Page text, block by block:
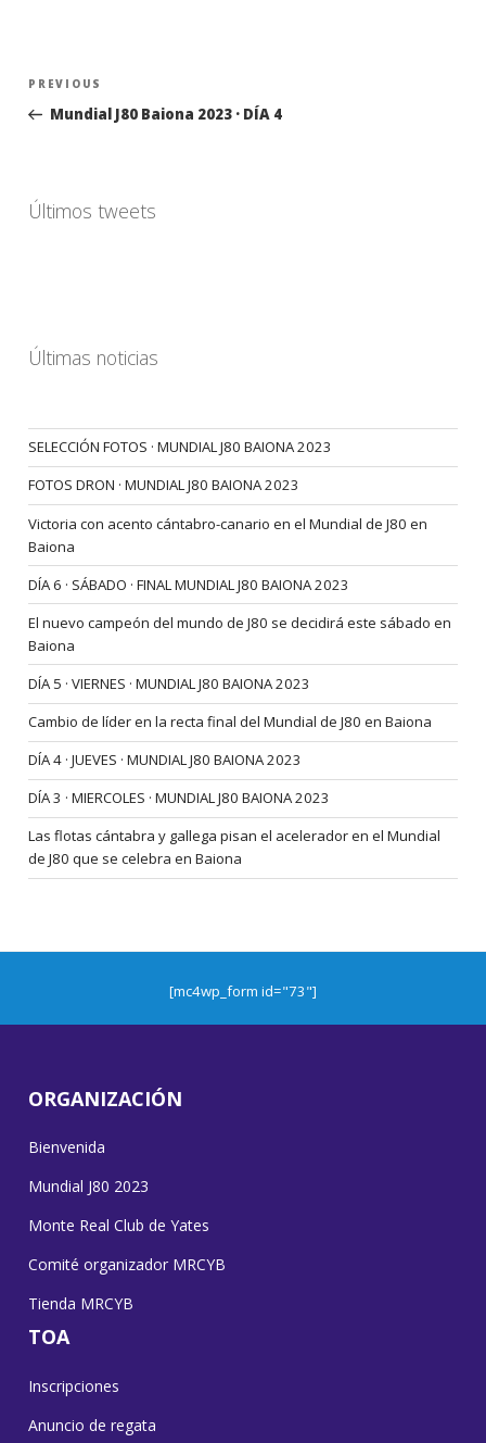
Navegación
entradas
Previous
Post
PREVIOUS
Mundial J80 Baiona 2023 · DÍA 4
Últimos tweets
Últimas noticias
SELECCIÓN FOTOS · MUNDIAL J80 BAIONA 2023
FOTOS DRON · MUNDIAL J80 BAIONA 2023
Victoria con acento cántabro-canario en el Mundial de J80 en
Baiona
DÍA 6 · SÁBADO · FINAL MUNDIAL J80 BAIONA 2023
El nuevo campeón del mundo de J80 se decidirá este sábado en
Baiona
DÍA 5 · VIERNES · MUNDIAL J80 BAIONA 2023
Cambio de líder en la recta final del Mundial de J80 en Baiona
DÍA 4 · JUEVES · MUNDIAL J80 BAIONA 2023
DÍA 3 · MIERCOLES · MUNDIAL J80 BAIONA 2023
Las flotas cántabra y gallega pisan el acelerador en el Mundial
de J80 que se celebra en Baiona
[mc4wp_form id="73"]
ORGANIZACIÓN
Bienvenida
Mundial J80 2023
Monte Real Club de Yates
Comité organizador MRCYB
Tienda MRCYB
TOA
Inscripciones
Anuncio de regata